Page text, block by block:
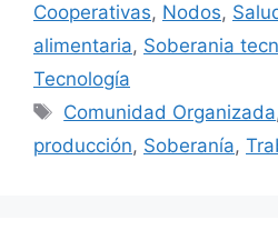
Cooperativas, Nodos,
alimentaria, Soberania
Tecnología
Comunidad Organizada
producción, Soberanía,